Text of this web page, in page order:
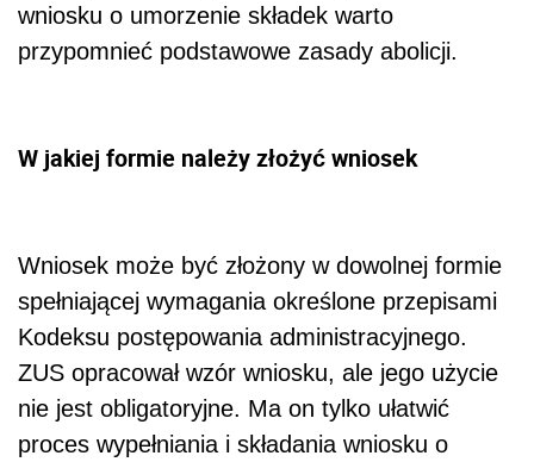
wniosku o umorzenie składek warto
przypomnieć podstawowe zasady abolicji.
W jakiej formie należy złożyć wniosek
Wniosek może być złożony w dowolnej formie
spełniającej wymagania określone przepisami
Kodeksu postępowania administracyjnego.
ZUS opracował wzór wniosku, ale jego użycie
nie jest obligatoryjne. Ma on tylko ułatwić
proces wypełniania i składania wniosku o